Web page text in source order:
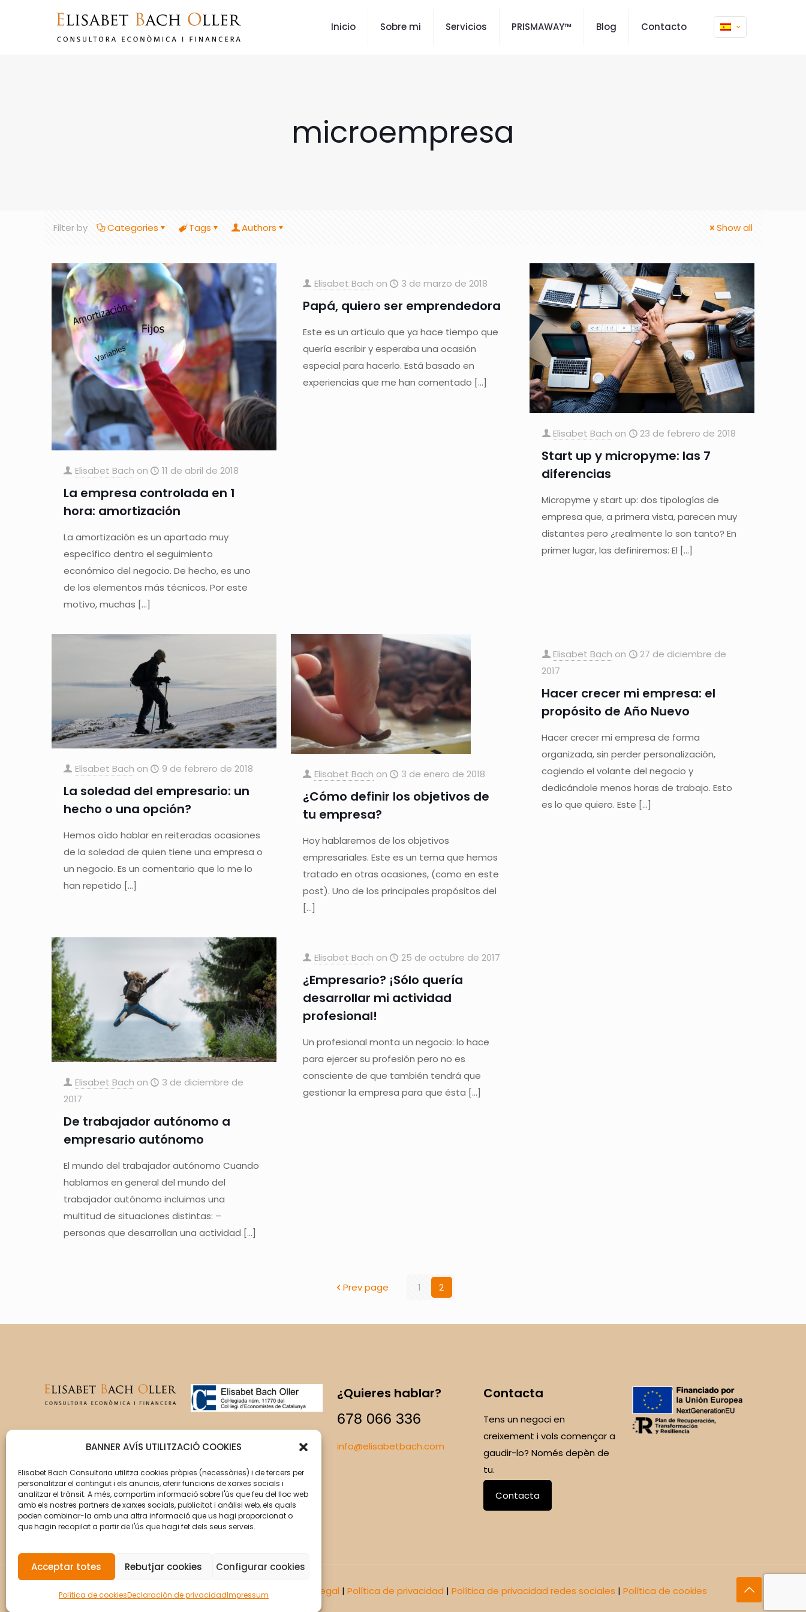
BANNER AVÍS UTILITZACIÓ COOKIES
Elisabet Bach Consultoria utilitza cookies pròpies (necessàries) i de tercers per
personalitzar el contingut i els anuncis, oferir funcions de xarxes socials i
analitzar el trànsit. A més, compartim informació sobre l'ús que feu del lloc web
amb els nostres partners de xarxes socials, publicitat i anàlisi web, els quals
poden combinar-la amb una altra informació que us hagi proporcionat o
que hagin recopilat a partir de l'ús que hagi fet dels seus serveis.
Acceptar totes Rebutjar cookies Configurar cookies
Política de cookiesDeclaración de privacidadImpressum
Inicio Sobre mi Servicios PRISMAWAY™ Blog Contacto
microempresa
Filter by Categories Tags Authors Show all
Elisabet Bach on 11 de abril de 2018
La empresa controlada en 1
hora: amortización
La amortización es un apartado muy
específico dentro el seguimiento
económico del negocio. De hecho, es uno
de los elementos más técnicos. Por este
motivo, muchas […]
Elisabet Bach on 3 de marzo de 2018
Papá, quiero ser emprendedora
Este es un artículo que ya hace tiempo que
quería escribir y esperaba una ocasión
especial para hacerlo. Está basado en
experiencias que me han comentado […]
Elisabet Bach on 23 de febrero de 2018
Start up y micropyme: las 7
diferencias
Micropyme y start up: dos tipologías de
empresa que, a primera vista, parecen muy
distantes pero ¿realmente lo son tanto? En
primer lugar, las definiremos: El […]
Elisabet Bach on 9 de febrero de 2018
La soledad del empresario: un
hecho o una opción?
Hemos oído hablar en reiteradas ocasiones
de la soledad de quien tiene una empresa o
un negocio. Es un comentario que lo me lo
han repetido […]
Elisabet Bach on 3 de enero de 2018
¿Cómo definir los objetivos de
tu empresa?
Hoy hablaremos de los objetivos
empresariales. Este es un tema que hemos
tratado en otras ocasiones, (como en este
post). Uno de los principales propósitos del
[…]
Elisabet Bach on
27 de diciembre de
2017
Hacer crecer mi empresa: el
propósito de Año Nuevo
Hacer crecer mi empresa de forma
organizada, sin perder personalización,
cogiendo el volante del negocio y
dedicándole menos horas de trabajo. Esto
es lo que quiero. Este […]
Elisabet Bach on
3 de diciembre de
2017
De trabajador autónomo a
empresario autónomo
El mundo del trabajador autónomo Cuando
hablamos en general del mundo del
trabajador autónomo incluimos una
multitud de situaciones distintas: –
personas que desarrollan una actividad […]
Elisabet Bach on 25 de octubre de 2017
¿Empresario? ¡Sólo quería
desarrollar mi actividad
profesional!
Un profesional monta un negocio: lo hace
para ejercer su profesión pero no es
consciente de que también tendrá que
gestionar la empresa para que ésta […]
Prev page 1 2
del creixement de la teva
empresa perquè aquesta
assoleixi els seus objectius.
¿Quieres hablar?
678 066 336
info@elisabetbach.com
Contacta
Tens un negoci en
creixement i vols començar a
gaudir-lo? Només depèn de
tu.
Contacta
© Copyright 2026 Elisabet Bach Oller porVirtualDomus Aviso legal | Política de privacidad | Política de privacidad redes sociales | Política de cookies